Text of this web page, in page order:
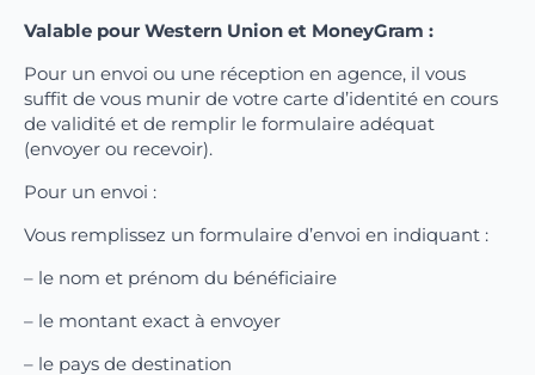
Valable pour Western Union et MoneyGram :
Pour un envoi ou une réception en agence, il vous
suffit de vous munir de votre carte d’identité en cours
de validité et de remplir le formulaire adéquat
(envoyer ou recevoir).
Pour un envoi :
Vous remplissez un formulaire d’envoi en indiquant :
– le nom et prénom du bénéficiaire
– le montant exact à envoyer
– le pays de destination